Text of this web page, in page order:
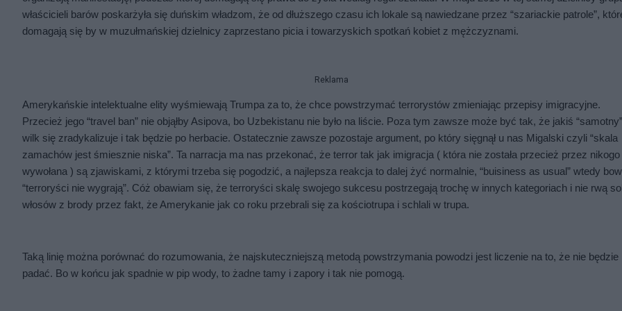
właścicieli barów poskarżyła się duńskim władzom, że od dłuższego czasu ich lokale są nawiedzane przez “szariackie patrole”,
domagają się by w muzułmańskiej dzielnicy zaprzestano picia i towarzyskich spotkań kobiet z mężczyznami.
Reklama
Amerykańskie intelektualne elity wyśmiewają Trumpa za to, że chce powstrzymać terrorystów zmieniając przepisy imigracyjne.
Przecież jego “travel ban” nie objąłby Asipova, bo Uzbekistanu nie było na liście. Poza tym zawsze może być tak, że jakiś “samotny”
wilk się zradykalizuje i tak będzie po herbacie. Ostatecznie zawsze pozostaje argument, po który sięgnął u nas Migalski czyli “skala
zamachów jest śmiesznie niska”. Ta narracja ma nas przekonać, że terror tak jak imigracja ( która nie została przecież przez nikogo
wywołana ) są zjawiskami, z którymi trzeba się pogodzić, a najlepsza reakcja to dalej żyć normalnie, “buisiness as usual” wtedy
“terroryści nie wygrają”. Cóż obawiam się, że terroryści skalę swojego sukcesu postrzegają trochę w innych kategoriach i nie rwą
włosów z brody przez fakt, że Amerykanie jak co roku przebrali się za kościotrupa i schlali w trupa.
Taką linię można porównać do rozumowania, że najskuteczniejszą metodą powstrzymania powodzi jest liczenie na to, że nie będzie
padać. Bo w końcu jak spadnie w pip wody, to żadne tamy i zapory i tak nie pomogą.